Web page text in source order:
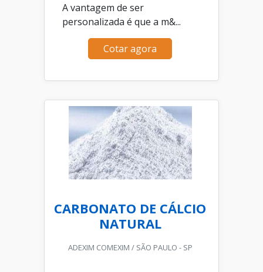
A vantagem de ser
personalizada é que a m&...
Cotar agora
CARBONATO DE CÁLCIO
NATURAL
ADEXIM COMEXIM / SÃO PAULO - SP